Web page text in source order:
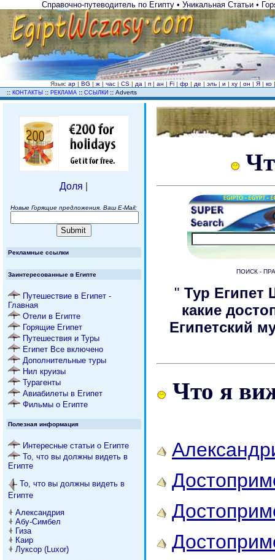
Справочно-путеводитель по Египту • Уникальная Статьи •
Язык:ар |BG |ж |час |CS | да |п |ан |Fi |фр | де |эль |и |ху |он |Я |ко
:: КОНТАКТЫ :: РЕКЛАМА :: ССЫЛКИ :: Adverts
Доля
Новые Горящие предложения. Ваш E-Mail:
Рекламные ссылки
Заинтересованные в Египте
Путешествие в Египет -
Главная
Отели в Египте
Горящие Египет
Путешествия и Туры
Египет Все включено
Дополнительные туры
Нил круизы
Турагенты
Авиабилеты в Египет
Фильмы о Египте
Полезная информация
Интересные статьи о Египте
То, что вы должны видеть в
Египте
То, что вы должны видеть в
Египте
Александрия
Абу-Симбел
Гиза
Каир
Луксор (Luxor)
ПОИСК -
"Тур
какие
Египетский
Что я